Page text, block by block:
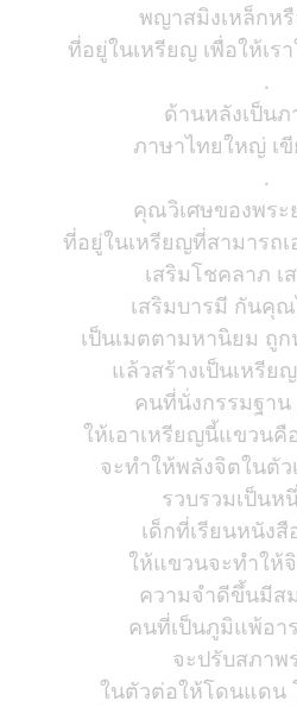
พญาสมิงเหล็กห
ที่อยู่ในเหรียญ เพื่อให้เร
.
ด้านหลังเป็น
ภาษาไทยใหญ่ เ
.
คุณวิเศษของพระ
ที่อยู่ในเหรียญที่สามารถ
เสริมโชคลาภ เ
เสริมบารมี กันคุ
เป็นเมตตามหานิยม ถู
แล้วสร้างเป็นเหรีย
คนที่นั่งกรรมฐาน
ให้เอาเหรียญนี้แขวนคื
จะทำให้พลังจิตในตัว
รวบรวมเป็นห
เด็กที่เรียนหนัง
ให้แขวนจะทำให้
ความจำดีขึ้นมีส
คนที่เป็นภูมิแพ้อา
จะปรับสภาพ
ในตัวต่อให้โดนแดน